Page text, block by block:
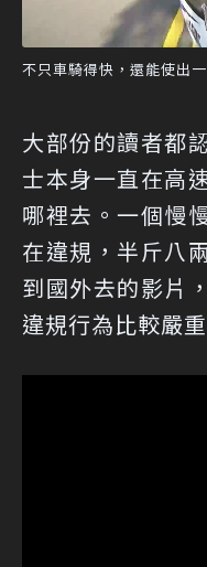
不只車騎得快，還能使出
大部份的讀者都
士本身一直在高
哪裡去。一個慢
在違規，半斤八
到國外去的影片
違規行為比較嚴重